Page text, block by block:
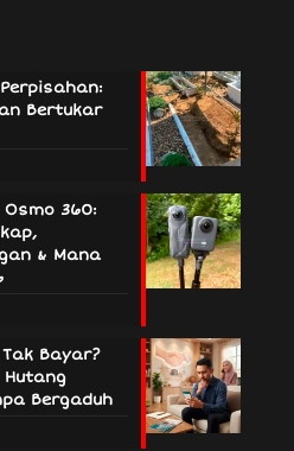
Bertukar
360:
& Mana
Bayar?
Hutang
Bergaduh